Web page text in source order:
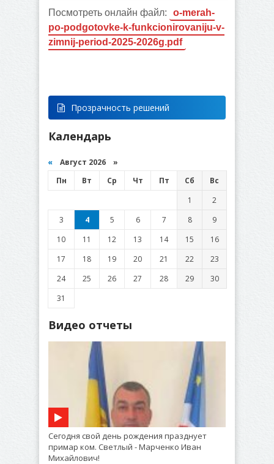
Посмотреть онлайн файл:
o-merah-
po-podgotovke-k-funkcionirovaniju-v-
zimnij-period-2025-2026g.pdf
Прозрачность решений
Календарь
« Август 2026 »
Пн
Вт Ср Чт Пт Сб
Вс
1
2
3
4 5 6 7 8
9
10
11 12 13 14 15
16
17
18 19 20 21 22
23
24
25 26 27 28 29
30
31
Видео отчеты
Сегодня свой день рождения празднует
примар ком. Светлый - Марченко Иван
Михайлович!